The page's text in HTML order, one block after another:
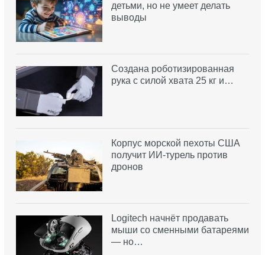
детьми, но не умеет делать
выводы
Создана роботизированная
рука с силой хвата 25 кг и…
Корпус морской пехоты США
получит ИИ-турель против
дронов
Logitech начнёт продавать
мыши со сменными батареями
— но…